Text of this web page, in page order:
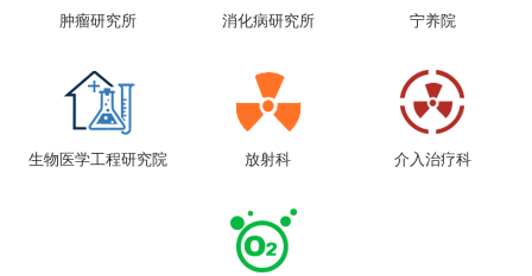
肿瘤研究所 消化病研究所 宁养院
生物医学工程研究院 放射科 介入治疗科